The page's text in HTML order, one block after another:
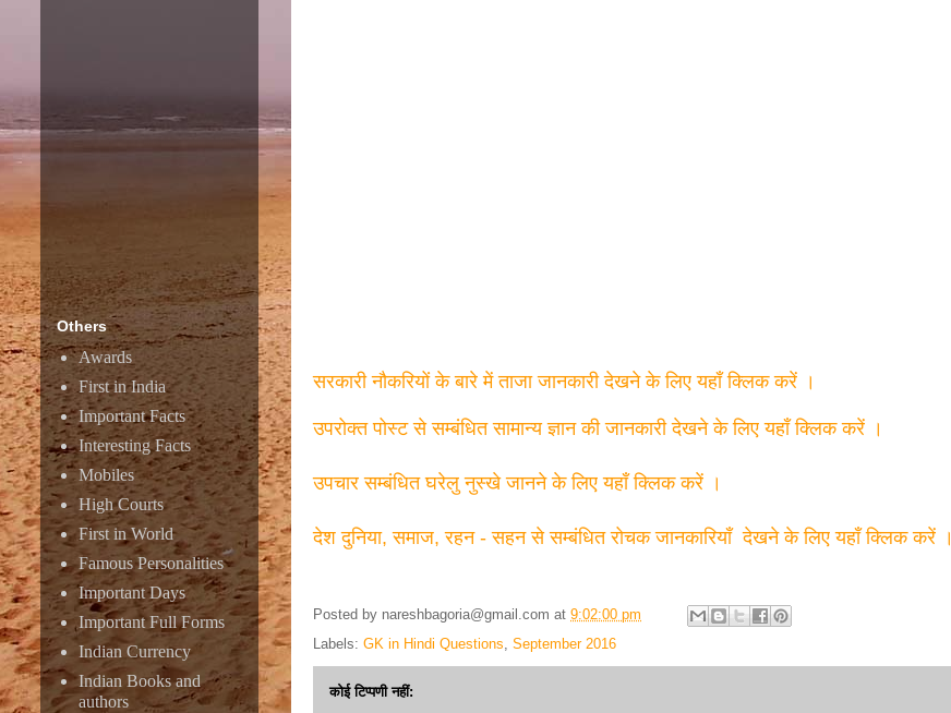
सरकारी नौकरियों के बारे में ताजा जानकारी देखने के लिए यहाँ क्लिक करें ।
उपरोक्त पोस्ट से सम्बंधित सामान्य ज्ञान की जानकारी देखने के लिए यहाँ क्लिक करें ।
उपचार सम्बंधित घरेलु नुस्खे जानने के लिए यहाँ क्लिक करें ।
देश दुनिया, समाज, रहन - सहन से सम्बंधित रोचक जानकारियाँ देखने के लिए यहाँ क्लिक करें ।
Posted by nareshbagoria@gmail.com at 9:02:00 pm
Labels: GK in Hindi Questions, September 2016
कोई टिप्पणी नहीं:
Others
Awards
First in India
Important Facts
Interesting Facts
Mobiles
High Courts
First in World
Famous Personalities
Important Days
Important Full Forms
Indian Currency
Indian Books and
authors